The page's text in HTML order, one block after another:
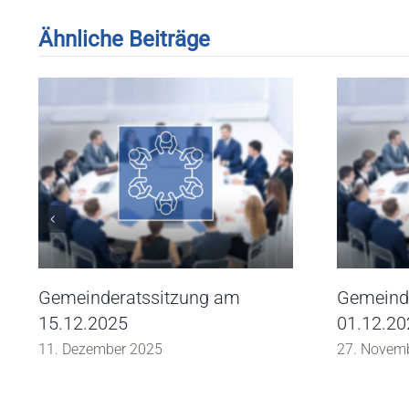
Ähnliche Beiträge
Gemeinderatssitzung am
15.12.2025
11. Dezember 2025 27.